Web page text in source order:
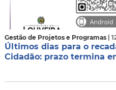
Gestão de Projetos e Programas |
Últimos dias para o
Cidadão: prazo termina